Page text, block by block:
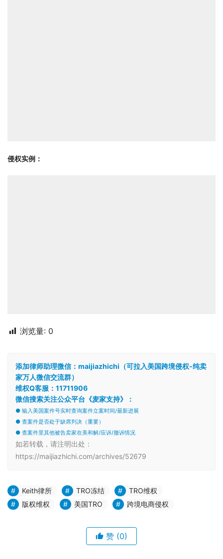
侵权实例：
浏览量: 0
添加律师助理微信：maijiazhichi（可拉入美国跨境侵权-纯卖
家万人微信交流群）
维权Q客服：11711906
微信搜索关注公众平台《麦家支持》：
● 输入美国案件号实时查询案件立案时间/最新进展
● 查案件是否处于缺席判决（重要）
● 查案件里其他被告卖家在美和解/应诉/撤诉情况
如若转载，请注明出处：
https://maijiazhichi.com/archives/52679
Keith律所 TRO冻结
TRO维权
版权维权
美国TRO 跨境电商侵权
赞 (0)